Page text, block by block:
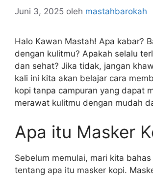
Juni 3, 2025 oleh mastahbarokah
Halo Kawan Mastah! Apa kabar?
dengan kulitmu? Apakah selalu
dan sehat? Jika tidak, jangan
kali ini kita akan belajar cara
kopi tanpa campuran yang dapat
merawat kulitmu dengan mudah
Apa itu Masker
Sebelum memulai, mari kita
tentang apa itu masker kopi.